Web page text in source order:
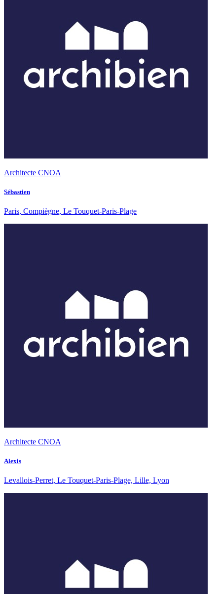
Architecte CNOA
Sébastien
Paris, Compiègne, Le Touquet-Paris-Plage
Architecte CNOA
Alexis
Levallois-Perret, Le Touquet-Paris-Plage, Lille, Lyon